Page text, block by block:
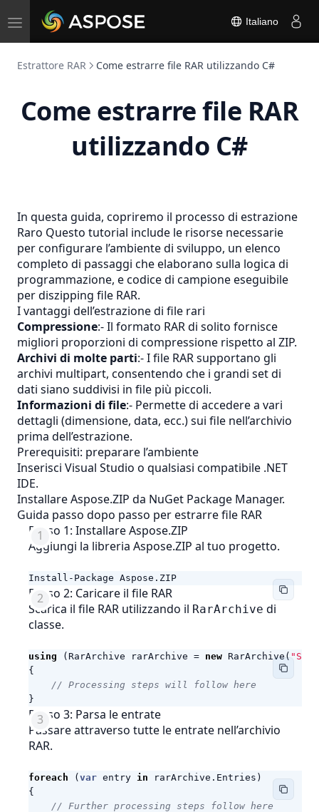
Toggle
navigation
Italiano
Estrattore RAR Come estrarre file RAR utilizzando C#
Come estrarre file RAR
utilizzando C#
In questa guida, copriremo il processo di estrazione
Raro Questo tutorial include le risorse necessarie
per configurare l’ambiente di sviluppo, un elenco
completo di passaggi che elaborano sulla logica di
programmazione, e codice di campione eseguibile
per diszipping file RAR.
I vantaggi dell’estrazione di file rari
Compressione:- Il formato RAR di solito fornisce
migliori proporzioni di compressione rispetto al ZIP.
Archivi di molte parti:- I file RAR supportano gli
archivi multipart, consentendo che i grandi set di
dati siano suddivisi in file più piccoli.
Informazioni di file:- Permette di accedere a vari
dettagli (dimensione, data, ecc.) sui file nell’archivio
prima dell’estrazione.
Prerequisiti: preparare l’ambiente
Inserisci Visual Studio o qualsiasi compatibile .NET
IDE.
Installare Aspose.ZIP da NuGet Package Manager.
Guida passo dopo passo per estrarre file RAR
Passo 1: Installare Aspose.ZIP
Aggiungi la libreria Aspose.ZIP al tuo progetto.
Install-Package Aspose.ZIP
Passo 2: Caricare il file RAR
Scarica il file RAR utilizzando il RarArchive di
classe.
using ( RarArchive rarArchive = new RarArchive(
{
// Processing steps will follow here
}
Passo 3: Parsa le entrate
Passare attraverso tutte le entrate nell’archivio
RAR.
foreach ( var entry in rarArchive . Entries )
{
// Further processing steps follow here